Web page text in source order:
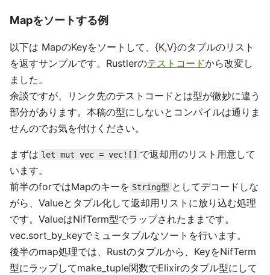
Mapをソートする例
以下は MapのKeyをソートして、{K,V}のタプルのリスト
を返すサンプルです。Rustlerのテストコードから改変し
ました。
余談ですが、リンク先のテストコードとは型が微妙に違う
部分があります。本稿の型にしないとコンパイルは通りま
せんのでお気を付けください。
まずは let mut vec = vec![] で返却用のリスト用意して
います。
前半のforではMapのキーを String型 としてデコードしな
がら、Valueとタプル化して返却用リストに放り込む処理
です。ValueはNifTerm型でラップされたままです。
vec.sort_by_keyでミュータブルなソートを行います。
後半のmap処理では、Rustのタプルから、KeyをNifTerm
型にラップしてmake_tuple関数でElixirのタプル型にして